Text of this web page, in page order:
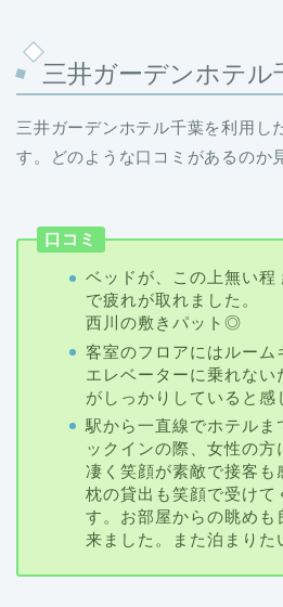
三井ガーデンホテル
す。どのような口コミがあるのか
ベッドが、この上無い程
で疲れが取れました。
西川の敷きパット◎
客室のフロアにはルーム
エレベーターに乗れない
がしっかりしていると感
駅から一直線でホテルま
ックインの際、女性の方
凄く笑顔が素敵で接客
枕の貸出も笑顔で受けて
す。お部屋からの眺めも
来ました。また泊まりた